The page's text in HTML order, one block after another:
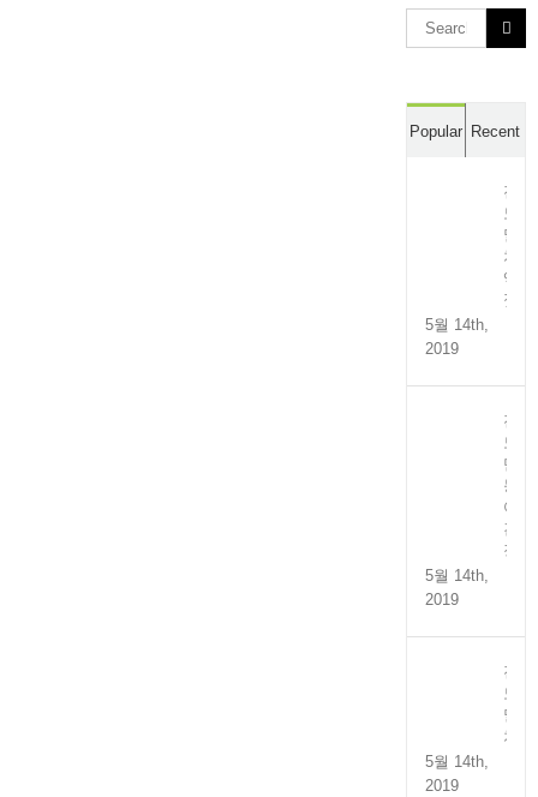
Search
for:
Popular Recent
전
도
멸
치
액
젓
5월 14th,
2019
전
도
만
능
어
간
장
5월 14th,
2019
전
도
멸
치
5월 14th,
2019